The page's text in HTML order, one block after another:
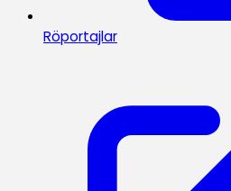
Röportajlar